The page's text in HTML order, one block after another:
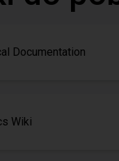
Documentation
Wiki